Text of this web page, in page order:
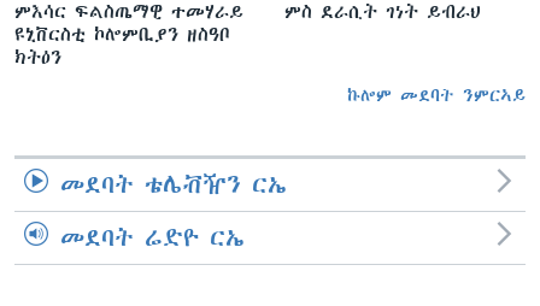
ምእሳር ፍልስጤማዊ ተመሃራይ
ዩኒቨርስቲ ኮሎምቢያን ዘስዓቦ
ክትዕን
ምስ ደራሲት ገነት ይብራህ
ኩሎም መደባት ንምርኣይ
መደባት ቴሌቭዥን ርኤ
መደባት ሬድዮ ርኤ